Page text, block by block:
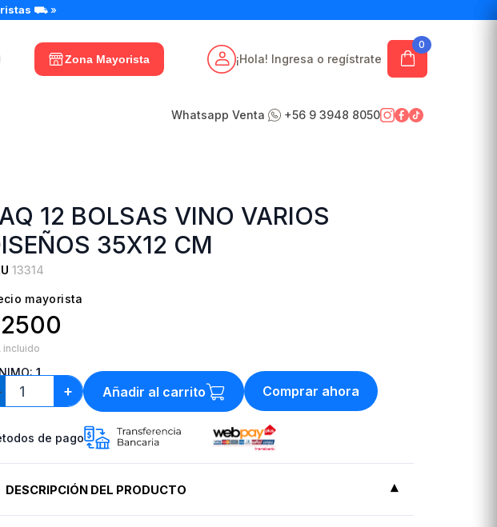
⛟ »
Zona Mayorista
0
¡Hola! Ingresa o regístrate
Whatsapp Venta +56 9 3948 8050
12 BOLSAS VINO VARIOS
35X12 CM
13314
mayorista
incluido
1
PAQ
12
VARIOS
+ Añadir al carrito Comprar ahora
de pago
DESCRIPCIÓN DEL PRODUCTO